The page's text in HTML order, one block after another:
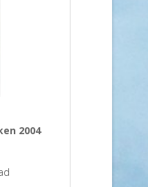
2004